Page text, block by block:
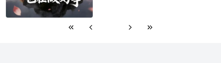
而至一-苏家被千年猫妖所害，皇宫